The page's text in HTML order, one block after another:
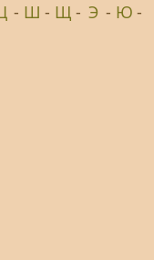
- Ш - Щ- Э - Ю-